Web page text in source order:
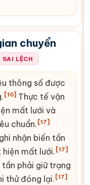
chuyển
SAI LỆCH
thông số được
[10] Thực tế vận
mất lưới và
chuẩn. [17]
nhận biến tần
mất lưới. [17]
tần phải giữ trạng
thử đóng lại. [17]